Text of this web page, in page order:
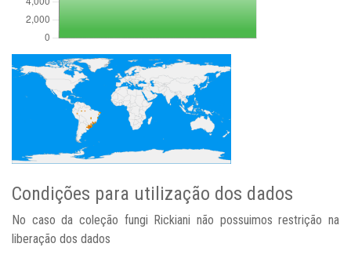
Condições para utilização dos dados
No caso da coleção fungi Rickiani não possuimos restrição na
liberação dos dados